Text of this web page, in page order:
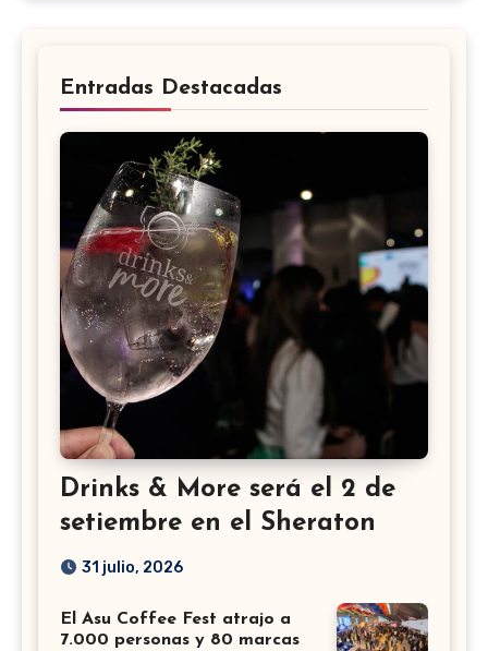
Entradas Destacadas
Drinks & More será el 2 de
setiembre en el Sheraton
31 julio, 2026
El Asu Coffee Fest atrajo a
7.000 personas y 80 marcas